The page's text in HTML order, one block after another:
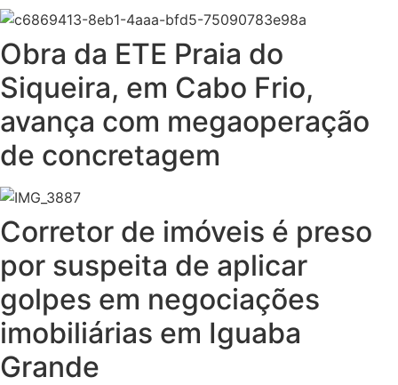
Obra da ETE Praia do
Siqueira, em Cabo Frio,
avança com megaoperação
de concretagem
Corretor de imóveis é preso
por suspeita de aplicar
golpes em negociações
imobiliárias em Iguaba
Grande